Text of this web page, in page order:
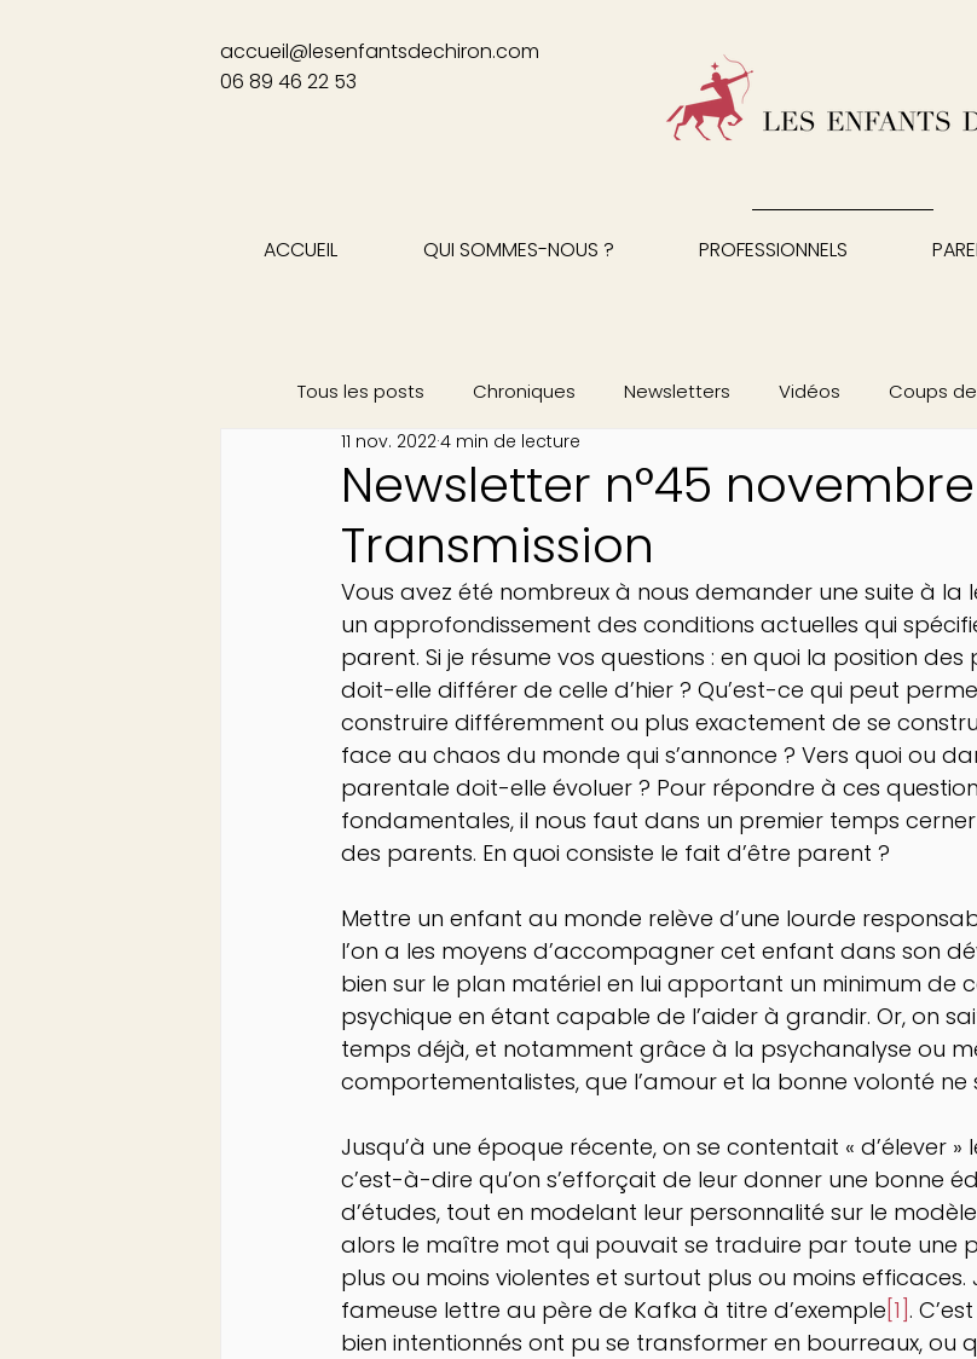
accueil@lesenfantsdechiron.com
06 89 46 22 53
ACCUEIL QUI SOMMES-NOUS ? PROFESSIONNELS
Tous les posts Chroniques Newsletters Vidéos Coups
Newsletter n°45
Transmission
11 nov. 20224 min de lecture
Vous avez été nombreux à nous demander une suite à la
un approfondissement des conditions actuelles qui
parent. Si je résume vos questions : en quoi la position des
doit-elle différer de celle d’hier ? Qu’est-ce qui peut
construire différemment ou plus exactement de se
face au chaos du monde qui s’annonce ? Vers quoi ou
parentale doit-elle évoluer ? Pour répondre à ces
fondamentales, il nous faut dans un premier temps
des parents. En quoi consiste le fait d’être parent ?
Mettre un enfant au monde relève d’une lourde
l’on a les moyens d’accompagner cet enfant dans son
bien sur le plan matériel en lui apportant un minimum de
psychique en étant capable de l’aider à grandir. Or, on
temps déjà, et notamment grâce à la psychanalyse ou
comportementalistes, que l’amour et la bonne volonté ne
Jusqu’à une époque récente, on se contentait « d’élever »
c’est-à-dire qu’on s’efforçait de leur donner une bonne
d’études, tout en modelant leur personnalité sur le
alors le maître mot qui pouvait se traduire par toute une
plus ou moins violentes et surtout plus ou moins efficaces.
fameuse lettre au père de Kafka à titre d’exemple[1] .
bien intentionnés ont pu se transformer en bourreaux, ou